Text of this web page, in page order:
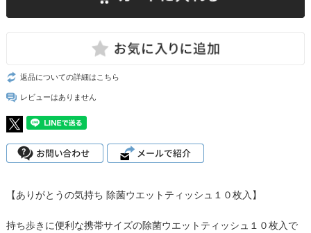
返品についての詳細はこちら
レビューはありません
【ありがとうの気持ち 除菌ウエットティッシュ１０枚入】
持ち歩きに便利な携帯サイズの除菌ウエットティッシュ１０枚入で